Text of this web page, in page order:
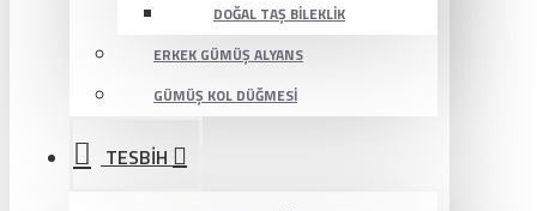
DOĞAL TAŞ BILEKLIK
ERKEK GÜMÜŞ ALYANS
GÜMÜŞ KOL DÜĞMESI
TESBİH